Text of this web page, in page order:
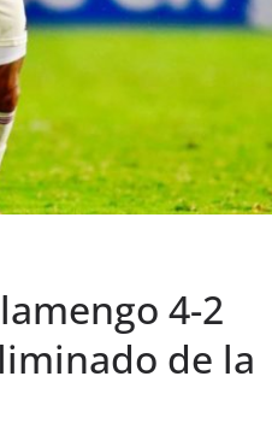
4-2
de la